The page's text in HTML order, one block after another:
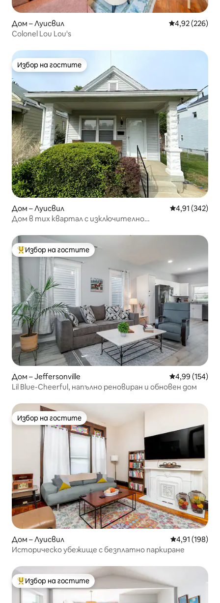
Дом – Луисвил Средна
4,92 (226)
Colonel Lou Lou's
Избор на гостите
Избор на гостите
Дом – Луисвил Средна
4,91 (342)
Дом в тих квартал с изключително
Най-популярен избор на гостите
Избор на гостите
Дом – Jeffersonville Средна
4,99 (154)
Lil Blue-Cheerful, напълно реновиран и обновен дом
Избор на гостите
Избор на гостите
Дом – Луисвил Средна
4,91 (198)
Историческо убежище с безплатно паркиране
Най-популярен избор на гостите
Избор на гостите